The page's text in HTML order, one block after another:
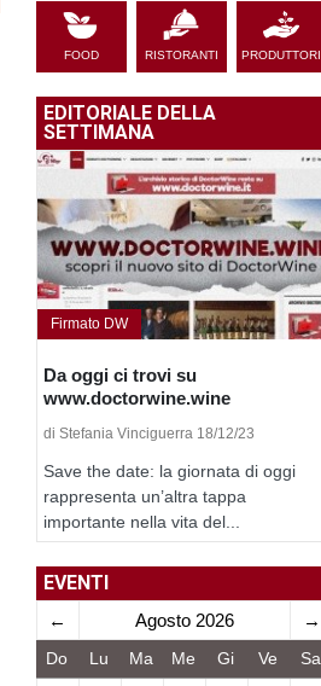
FOOD RISTORANTI PRODUTTORI
EDITORIALE DELLA
SETTIMANA
Firmato DW
Da oggi ci trovi su
www.doctorwine.wine
di Stefania Vinciguerra 18/12/23
Save the date: la giornata di oggi
rappresenta un’altra tappa
importante nella vita del...
EVENTI
← Agosto 2026 →
Do Lu Ma Me Gi Ve Sa